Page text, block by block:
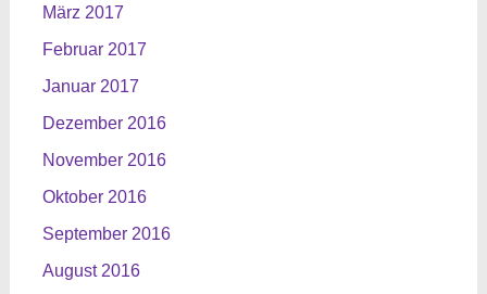
März 2017
Februar 2017
Januar 2017
Dezember 2016
November 2016
Oktober 2016
September 2016
August 2016